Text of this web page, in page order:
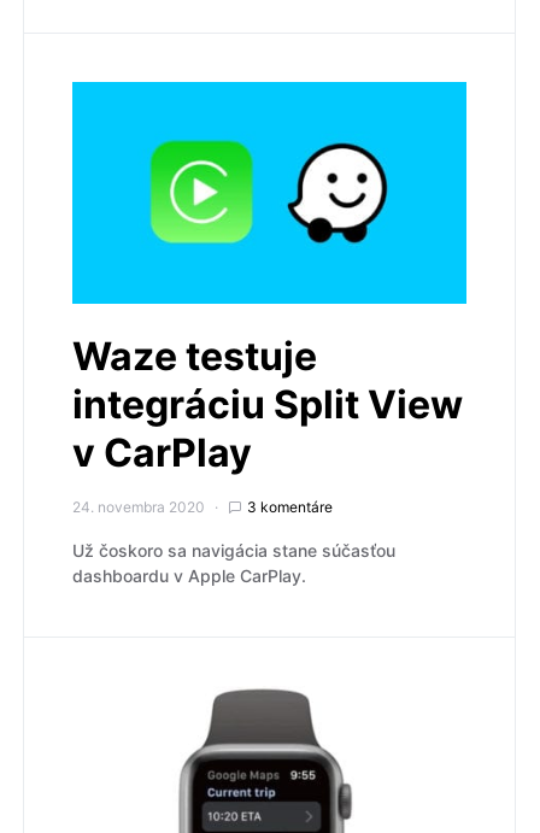
Waze testuje
integráciu Split View
v CarPlay
24. novembra 2020 3 komentáre
Už čoskoro sa navigácia stane súčasťou
dashboardu v Apple CarPlay.